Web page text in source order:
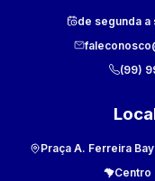
de segunda a
(99)
Praça A. Ferreira
Centro